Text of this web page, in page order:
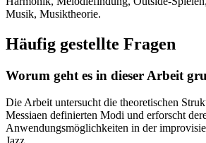
Musik, Musiktheorie.
Häufig gestellte Fragen
Worum geht es in dieser Arbeit
Die Arbeit untersucht die theoretischen
Messiaen definierten Modi und erforscht
Anwendungsmöglichkeiten in der